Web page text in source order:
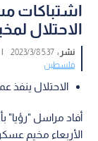
اشتباكات
الاحتلال
نشر :5:37 2023/3/8
|
فلسطين
الاحتلال ينفذ
أفاد مراسل "رؤيا"
الأربعاء مخيم